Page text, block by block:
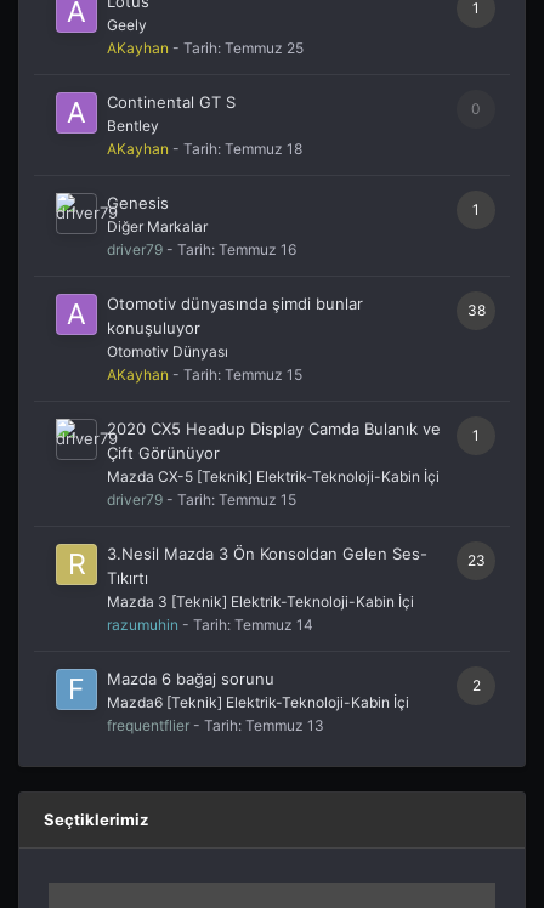
1
Geely
AKayhan - Tarih: Temmuz 25
0
Continental GT S
Bentley
AKayhan - Tarih: Temmuz 18
1
Genesis
Diğer Markalar
driver79 - Tarih: Temmuz 16
38
Otomotiv dünyasında şimdi bunlar
konuşuluyor
Otomotiv Dünyası
AKayhan - Tarih: Temmuz 15
1
2020 CX5 Headup Display Camda Bulanık ve
Çift Görünüyor
Mazda CX-5 [Teknik] Elektrik-Teknoloji-Kabin İçi
driver79 - Tarih: Temmuz 15
23
3.Nesil Mazda 3 Ön Konsoldan Gelen Ses-
Tıkırtı
Mazda 3 [Teknik] Elektrik-Teknoloji-Kabin İçi
razumuhin - Tarih: Temmuz 14
2
Mazda 6 bağaj sorunu
Mazda6 [Teknik] Elektrik-Teknoloji-Kabin İçi
frequentflier - Tarih: Temmuz 13
Seçtiklerimiz